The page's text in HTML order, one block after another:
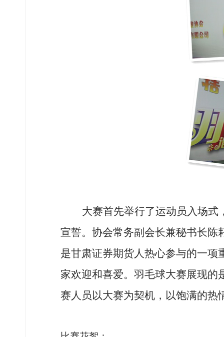
大赛首先举行了运动员入场
宣誓。协会常务副会长兼秘书长陈
是甘肃证券期货人热心参与的一
家欢迎和喜爱。羽毛球大赛展现的
赛人员以大赛为契机，以饱满的